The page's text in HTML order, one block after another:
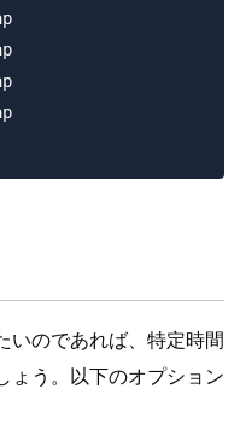
いのであれば、特定時間
ょう。以下のオプション